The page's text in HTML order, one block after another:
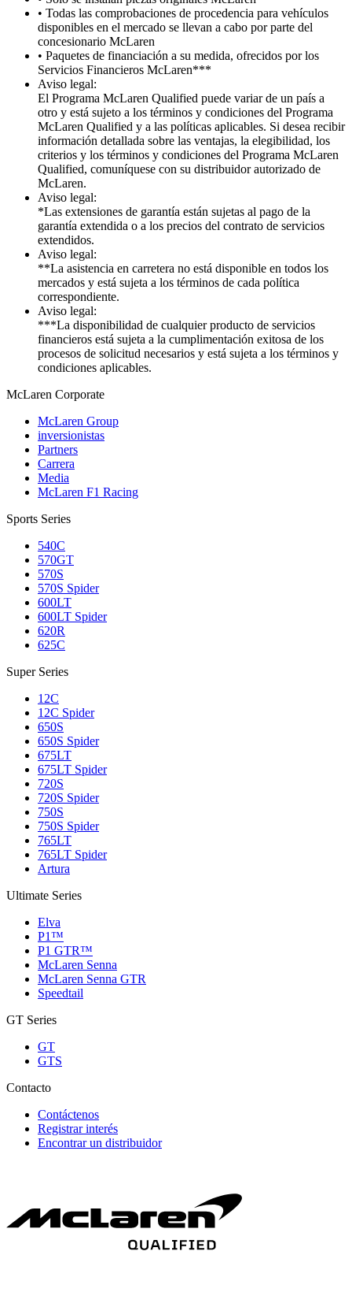
• Todas las comprobaciones de procedencia para vehículos
disponibles en el mercado se llevan a cabo por parte del
concesionario McLaren
• Paquetes de financiación a su medida, ofrecidos por los
Servicios Financieros McLaren***
Aviso legal:
El Programa McLaren Qualified puede variar de un país a
otro y está sujeto a los términos y condiciones del Programa
McLaren Qualified y a las políticas aplicables. Si desea recibir
información detallada sobre las ventajas, la elegibilidad, los
criterios y los términos y condiciones del Programa McLaren
Qualified, comuníquese con su distribuidor autorizado de
McLaren.
Aviso legal:
*Las extensiones de garantía están sujetas al pago de la
garantía extendida o a los precios del contrato de servicios
extendidos.
Aviso legal:
**La asistencia en carretera no está disponible en todos los
mercados y está sujeta a los términos de cada política
correspondiente.
Aviso legal:
***La disponibilidad de cualquier producto de servicios
financieros está sujeta a la cumplimentación exitosa de los
procesos de solicitud necesarios y está sujeta a los términos y
condiciones aplicables.
McLaren Corporate
McLaren Group
inversionistas
Partners
Carrera
Media
McLaren F1 Racing
Sports Series
540C
570GT
570S
570S Spider
600LT
600LT Spider
620R
625C
Super Series
12C
12C Spider
650S
650S Spider
675LT
675LT Spider
720S
720S Spider
750S
750S Spider
765LT
765LT Spider
Artura
Ultimate Series
Elva
P1™
P1 GTR™
McLaren Senna
McLaren Senna GTR
Speedtail
GT Series
GT
GTS
Contacto
Contáctenos
Registrar interés
Encontrar un distribuidor